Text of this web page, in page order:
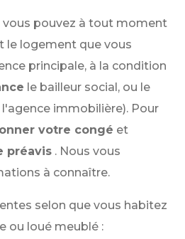
vous pouvez à tout moment
logement que vous
principale, à la condition
le bailleur social, ou le
immobilière). Pour
votre congé et
préavis . Nous vous
à connaître.
selon que vous habitez
ou loué meublé :